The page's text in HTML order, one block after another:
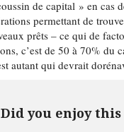
de capital » en cas
permettant de
prêts – ce qui de
c’est de 50 à 70% du
autant qui devrait
Did you enjoy